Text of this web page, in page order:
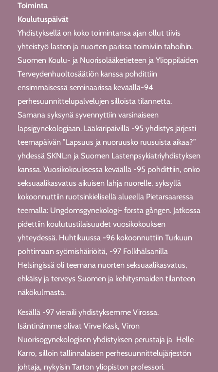
Toiminta
Koulutuspäivät
Yhdistyksellä on koko toimintansa ajan ollut tiivis
yhteistyö lasten ja nuorten parissa toimiviin tahoihin.
Suomen Koulu- ja Nuorisolääketieteen ja Ylioppilaiden
Terveydenhuoltosäätiön kanssa pohdittiin
ensimmäisessä seminaarissa keväällä-94
perhesuunnittelupalvelujen silloista tilannetta.
Samana syksynä syvennyttiin varsinaiseen
lapsigynekologiaan. Lääkäripäivillä -95 yhdistys järjesti
teemapäivän ”Lapsuus ja nuoruusko ruusuista aikaa?”
yhdessä SKNL:n ja Suomen Lastenpsykiatriyhdistyksen
kanssa. Vuosikokouksessa keväällä -95 pohdittiin, onko
seksuaalikasvatus aikuisen lahja nuorelle, syksyllä
kokoonnuttiin ruotsinkielisellä alueella Pietarsaaressa
teemalla: Ungdomsgynekologi- första gången. Jatkossa
pidettiin koulutustilaisuudet vuosikokouksen
yhteydessä. Huhtikuussa -96 kokoonnuttiin Turkuun
pohtimaan syömishäiriöitä, -97 Folkhälsanilla
Helsingissä oli teemana nuorten seksuaalikasvatus,
ehkäisy ja terveys Suomen ja kehitysmaiden tilanteen
näkökulmasta.
Kesällä -97 vieraili yhdistyksemme Virossa.
Isäntinämme olivat Virve Kask, Viron
Nuorisogynekologisen yhdistyksen perustaja ja Helle
Karro, silloin tallinnalaisen perhesuunnittelujärjestön
johtaja, nykyisin Tarton yliopiston professori.